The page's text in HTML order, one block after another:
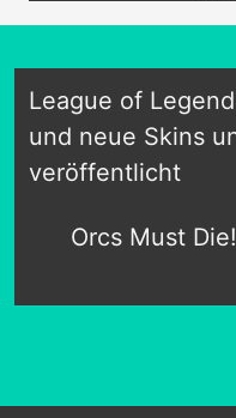
League of
und neue Skins
veröffentlicht
Orcs Must